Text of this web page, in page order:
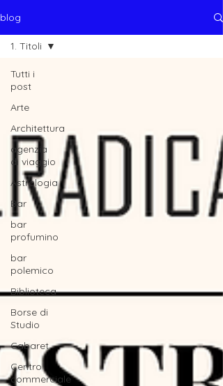
blog
Tutti i
post
Arte
Architettura
agenzia
di viaggio
Astrologia
Bar
bar
profumino
bar
polemico
Biblioteca
Borse di
Studio
Cabaret
Centro
commerciale
1. Titoli